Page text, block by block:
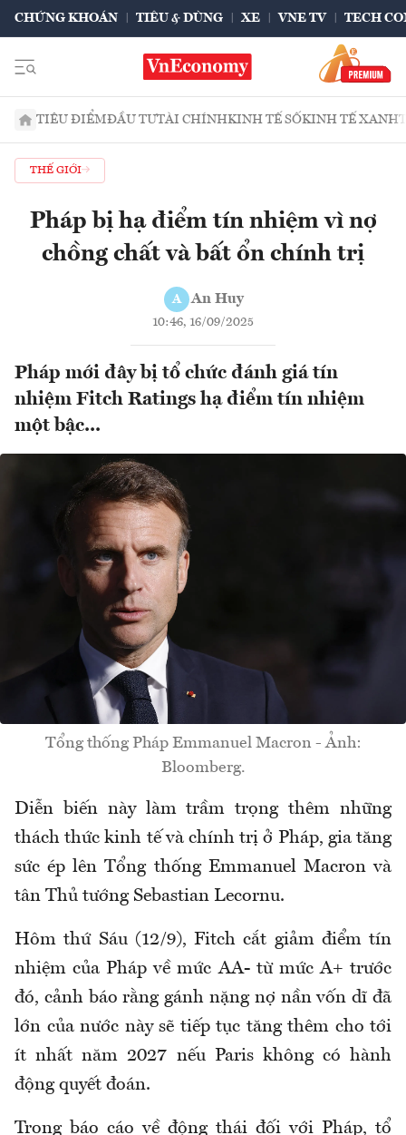
CHỨNG KHOÁN TIÊU & DÙNG XE VNE TV TECH
TIÊU ĐIỂMĐẦU TƯTÀI CHÍNHKINH TẾ SỐKINH TẾ XANH
THẾ GIỚI
Pháp bị hạ điểm tín nhiệm vì nợ
chồng chất và bất ổn chính trị
A An Huy
10:46, 16/09/2025
Pháp mới đây bị tổ chức đánh giá tín
nhiệm Fitch Ratings hạ điểm tín nhiệm
một bậc...
Tổng thống Pháp Emmanuel Macron - Ảnh:
Bloomberg.
Diễn biến này làm trầm trọng thêm những
thách thức kinh tế và chính trị ở Pháp, gia tăng
sức ép lên Tổng thống Emmanuel Macron và
tân Thủ tướng Sebastian Lecornu.
Hôm thứ Sáu (12/9), Fitch cắt giảm điểm tín
nhiệm của Pháp về mức AA- từ mức A+ trước
đó, cảnh báo rằng gánh nặng nợ nần vốn dĩ đã
lớn của nước này sẽ tiếp tục tăng thêm cho tới
ít nhất năm 2027 nếu Paris không có hành
động quyết đoán.
Trong báo cáo về động thái đối với Pháp, tổ